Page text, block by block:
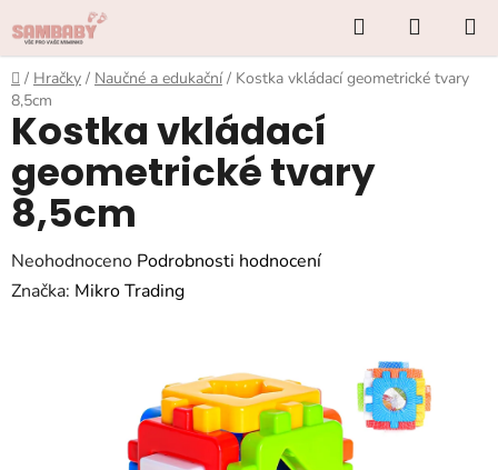
na
obsah
Hledat
KOŠÍK
Domů
/ Hračky / Naučné a edukační / Kostka vkládací geometrické tvary
8,5cm
Kostka vkládací
geometrické tvary
8,5cm
Průměrné
hodnocení
Neohodnoceno Podrobnosti hodnocení
Značka: Mikro Trading